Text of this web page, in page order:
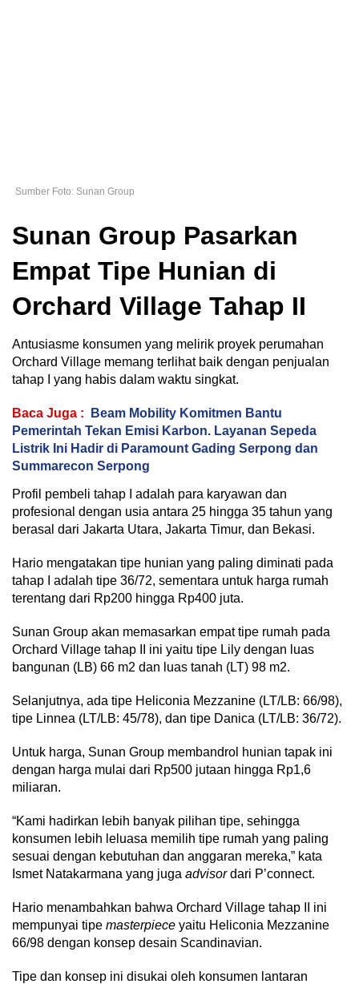
Sumber Foto: Sunan Group
Sunan Group Pasarkan
Empat Tipe Hunian di
Orchard Village Tahap II
Antusiasme konsumen yang melirik proyek perumahan
Orchard Village memang terlihat baik dengan penjualan
tahap I yang habis dalam waktu singkat.
Baca Juga :
Beam Mobility Komitmen Bantu
Pemerintah Tekan Emisi Karbon. Layanan Sepeda
Listrik Ini Hadir di Paramount Gading Serpong dan
Summarecon Serpong
Profil pembeli tahap I adalah para karyawan dan
profesional dengan usia antara 25 hingga 35 tahun yang
berasal dari Jakarta Utara, Jakarta Timur, dan Bekasi.
Hario mengatakan tipe hunian yang paling diminati pada
tahap I adalah tipe 36/72, sementara untuk harga rumah
terentang dari Rp200 hingga Rp400 juta.
Sunan Group akan memasarkan empat tipe rumah pada
Orchard Village tahap II ini yaitu tipe Lily dengan luas
bangunan (LB) 66 m2 dan luas tanah (LT) 98 m2.
Selanjutnya, ada tipe Heliconia Mezzanine (LT/LB: 66/98),
tipe Linnea (LT/LB: 45/78), dan tipe Danica (LT/LB: 36/72).
Untuk harga, Sunan Group membandrol hunian tapak ini
dengan harga mulai dari Rp500 jutaan hingga Rp1,6
miliaran.
“Kami hadirkan lebih banyak pilihan tipe, sehingga
konsumen lebih leluasa memilih tipe rumah yang paling
sesuai dengan kebutuhan dan anggaran mereka,” kata
Ismet Natakarmana yang juga advisordari P’connect.
Hario menambahkan bahwa Orchard Village tahap II ini
mempunyai tipe masterpiece yaitu Heliconia Mezzanine
66/98 dengan konsep desain Scandinavian.
Tipe dan konsep ini disukai oleh konsumen lantaran